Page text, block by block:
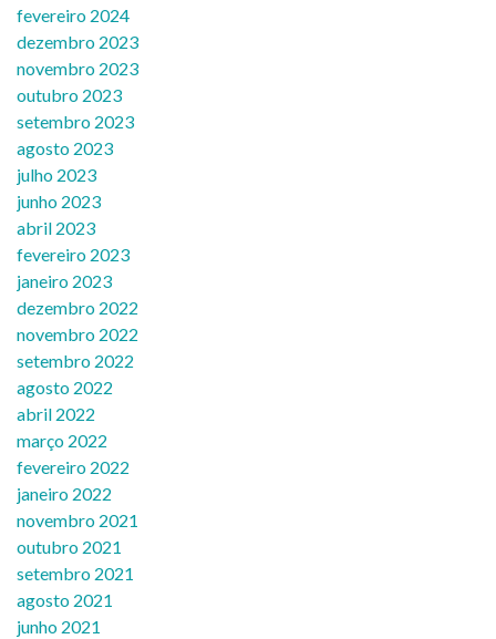
fevereiro 2024
dezembro 2023
novembro 2023
outubro 2023
setembro 2023
agosto 2023
julho 2023
junho 2023
abril 2023
fevereiro 2023
janeiro 2023
dezembro 2022
novembro 2022
setembro 2022
agosto 2022
abril 2022
março 2022
fevereiro 2022
janeiro 2022
novembro 2021
outubro 2021
setembro 2021
agosto 2021
junho 2021